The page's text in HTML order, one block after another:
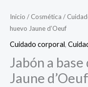
Inicio / Cosmética /
huevo Jaune d’Oeuf
Cuidado corporal,
Jabón a
Jaune d’Oeuf
d'Oeuf
cantidad